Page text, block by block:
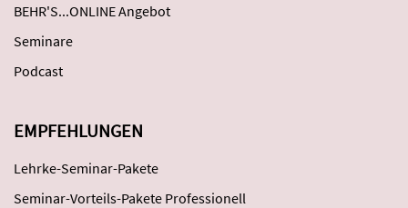
BEHR'S...ONLINE Angebot
Seminare
Podcast
EMPFEHLUNGEN
Lehrke-Seminar-Pakete
Seminar-Vorteils-Pakete Professionell